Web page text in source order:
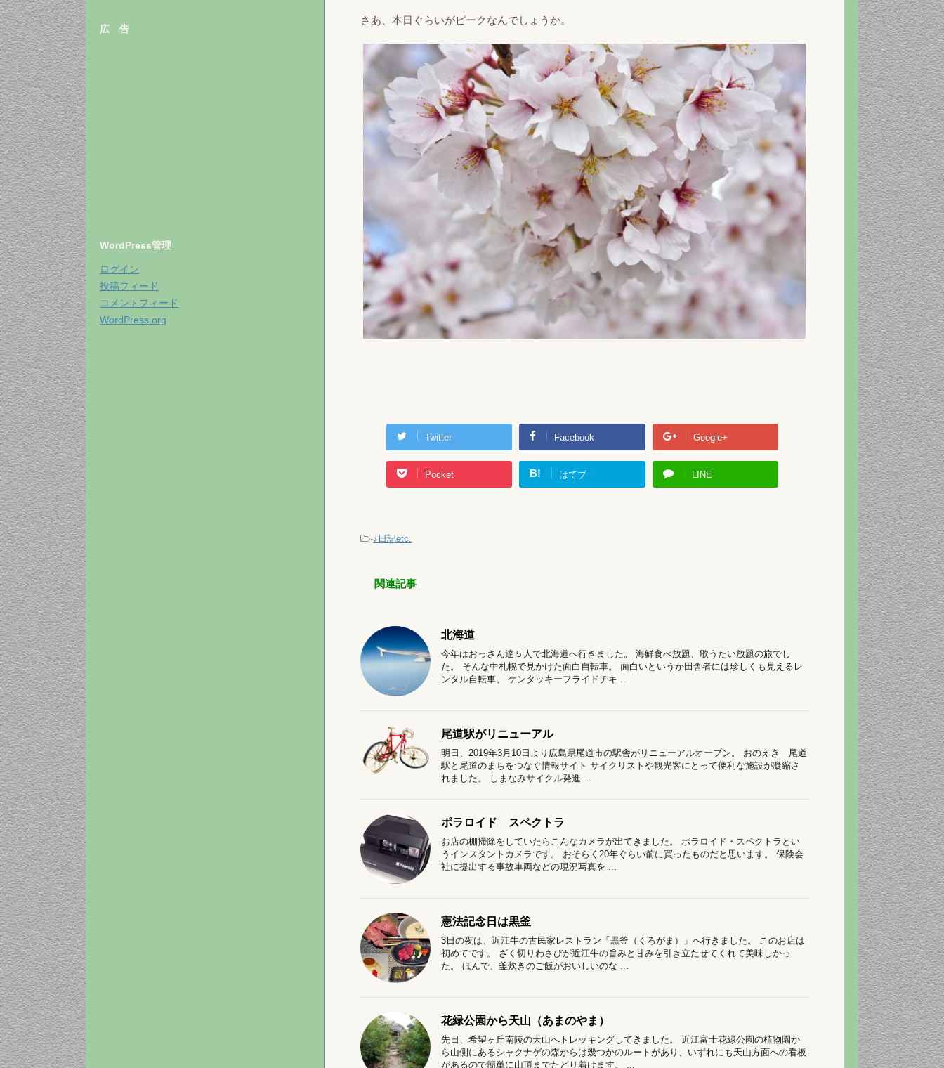
さあ、本日ぐらいがピークなんでしょうか。
Twitter Facebook Google+
Pocket B! はてブ LINE
-♪日記etc.
関連記事
北海道
今年はおっさん達５人で北海道へ行きました。 海鮮食べ放題、歌うたい放題の旅でし
た。 そんな中札幌で見かけた面白自転車。 面白いというか田舎者には珍しくも見えるレ
ンタル自転車。 ケンタッキーフライドチキ ...
尾道駅がリニューアル
明日、2019年3月10日より広島県尾道市の駅舎がリニューアルオープン。 おのえき 尾道
駅と尾道のまちをつなぐ情報サイト サイクリストや観光客にとって便利な施設が凝縮さ
れました。 しまなみサイクル発進 ...
ポラロイド スペクトラ
お店の棚掃除をしていたらこんなカメラが出てきました。 ポラロイド・スペクトラとい
うインスタントカメラです。 おそらく20年ぐらい前に買ったものだと思います。 保険会
社に提出する事故車両などの現況写真を ...
憲法記念日は黒釜
3日の夜は、近江牛の古民家レストラン「黒釜（くろがま）」へ行きました。 このお店は
初めてです。 ざく切りわさびが近江牛の旨みと甘みを引き立たせてくれて美味しかっ
た。 ほんで、釜炊きのご飯がおいしいのな ...
花緑公園から天山（あまのやま）
先日、希望ヶ丘南陵の天山へトレッキングしてきました。 近江富士花緑公園の植物園か
ら山側にあるシャクナゲの森からは幾つかのルートがあり、いずれにも天山方面への看板
があるので簡単に山頂までたどり着けます。 ...
広 告
WordPress管理
ログイン
投稿フィード
コメントフィード
WordPress.org